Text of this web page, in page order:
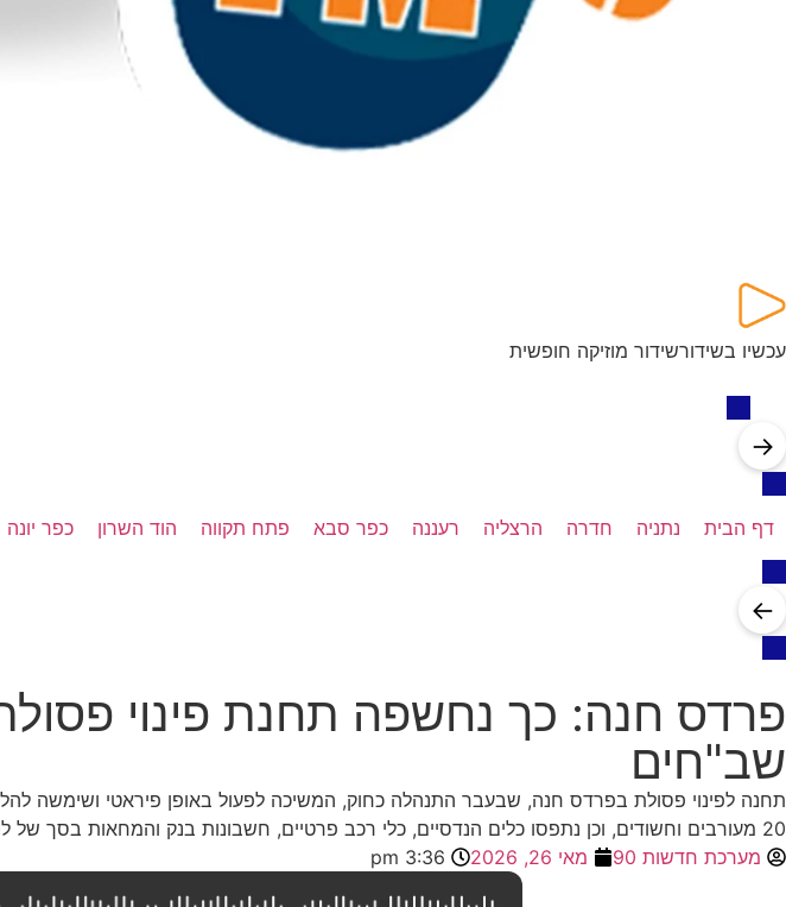
עכשיו בשידורשידור מוזיקה חופשית
→
דף הבית נתניה חדרה הרצליה רעננה כפר סבא פתח תקווה הוד השרון כפר יונה
←
פרדס חנה: כך נחשפה תחנת פינוי
שב"חים
תחנה לפינוי פסולת בפרדס חנה, שבעבר התנהלה כחוק, המשיכה לפעול באופן פיראטי
20 מעורבים וחשודים, וכן נתפסו כלים הנדסיים, כלי רכב פרטיים, חשבונות בנק והמחאות בסך של למעלה מ-7 מיליון שקלים
מערכת חדשות 90
מאי 26, 2026 3:36 pm